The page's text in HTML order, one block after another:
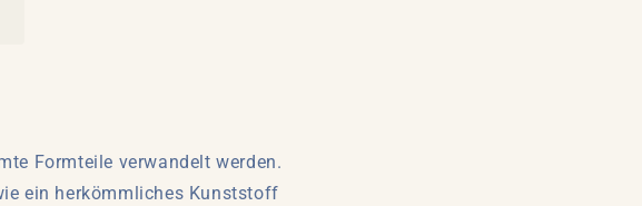
Formteile verwandelt werden.
ein herkömmliches Kunststoff